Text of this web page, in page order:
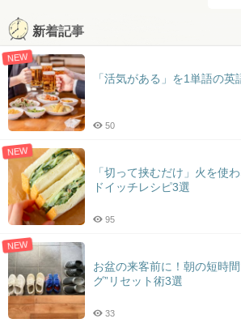
新着記事
NEW
「活気がある」を1単語の英
50
NEW
「切って挟むだけ」火を使
ドイッチレシピ3選
95
NEW
お盆の来客前に！朝の短時
グ”リセット術3選
33